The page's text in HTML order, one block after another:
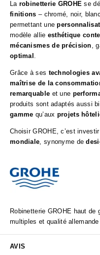
La robinetterie GROHE se
finitions – chromé, noir,
permettant une
modèle allie esthétique
mécanismes de précision,
optimal .
Grâce à ses technologies
maîtrise de la
remarquable et une
produits sont adaptés aussi
gamme qu’aux projets
Choisir GROHE, c’est
mondiale, synonyme de
Robinetterie GROHE haut
multiples et qualité allemande
AVIS